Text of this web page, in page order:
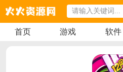
首页 游戏 软件